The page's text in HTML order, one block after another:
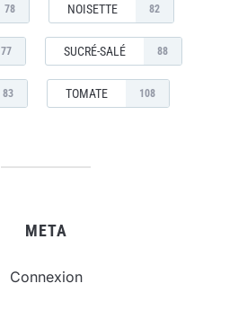
78 NOISETTE 82
77 SUCRÉ-SALÉ 88
83 TOMATE 108
META
Connexion